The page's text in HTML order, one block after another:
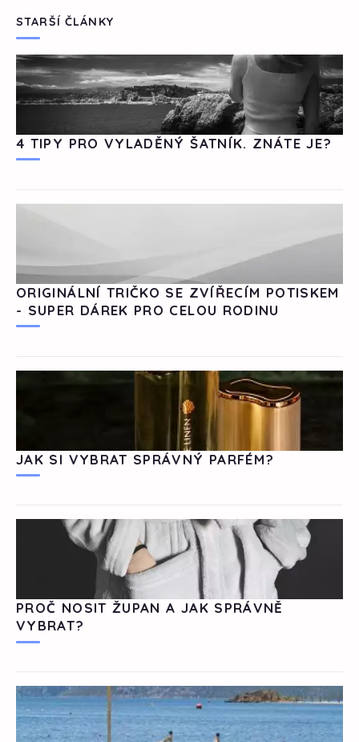
STARŠÍ ČLÁNKY
4 TIPY PRO VYLADĚNÝ ŠATNÍK. ZNÁTE JE?
ORIGINÁLNÍ TRIČKO SE ZVÍŘECÍM POTISKEM
- SUPER DÁREK PRO CELOU RODINU
JAK SI VYBRAT SPRÁVNÝ PARFÉM?
PROČ NOSIT ŽUPAN A JAK SPRÁVNĚ
VYBRAT?